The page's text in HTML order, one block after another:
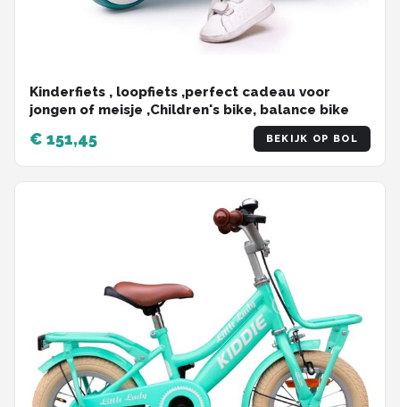
Kinderfiets , loopfiets ,perfect cadeau voor
jongen of meisje ,Children's bike, balance bike
€ 151,45 BEKIJK OP BOL